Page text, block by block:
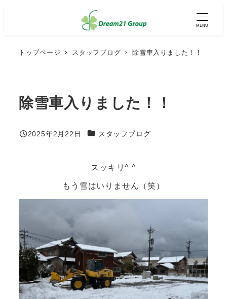
MENU
トップページ スタッフブログ 除雪車入りました！！
除雪車入りました！！
投稿日
2025年2月22日 カテゴリー
スタッフブログ
スッキリ^ ^
もう雪はいりません（笑）